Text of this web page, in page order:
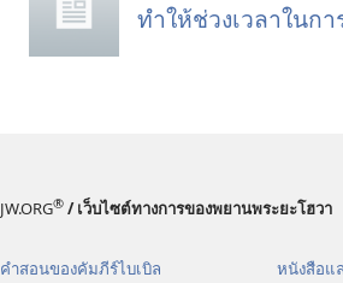
ทำให้ช่วงเวลาในก
JW.ORG® / เว็บไซต์ทางการของพยานพระยะโฮวา
คำสอนของคัมภีร์ไบเบิล หนังสือแ